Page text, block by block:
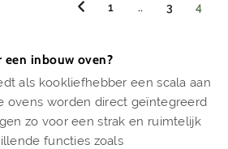
1 .. 3 4
een inbouw oven?
als kookliefhebber een scala aan
ovens worden direct geïntegreerd
zo voor een strak en ruimtelijk
functies zoals